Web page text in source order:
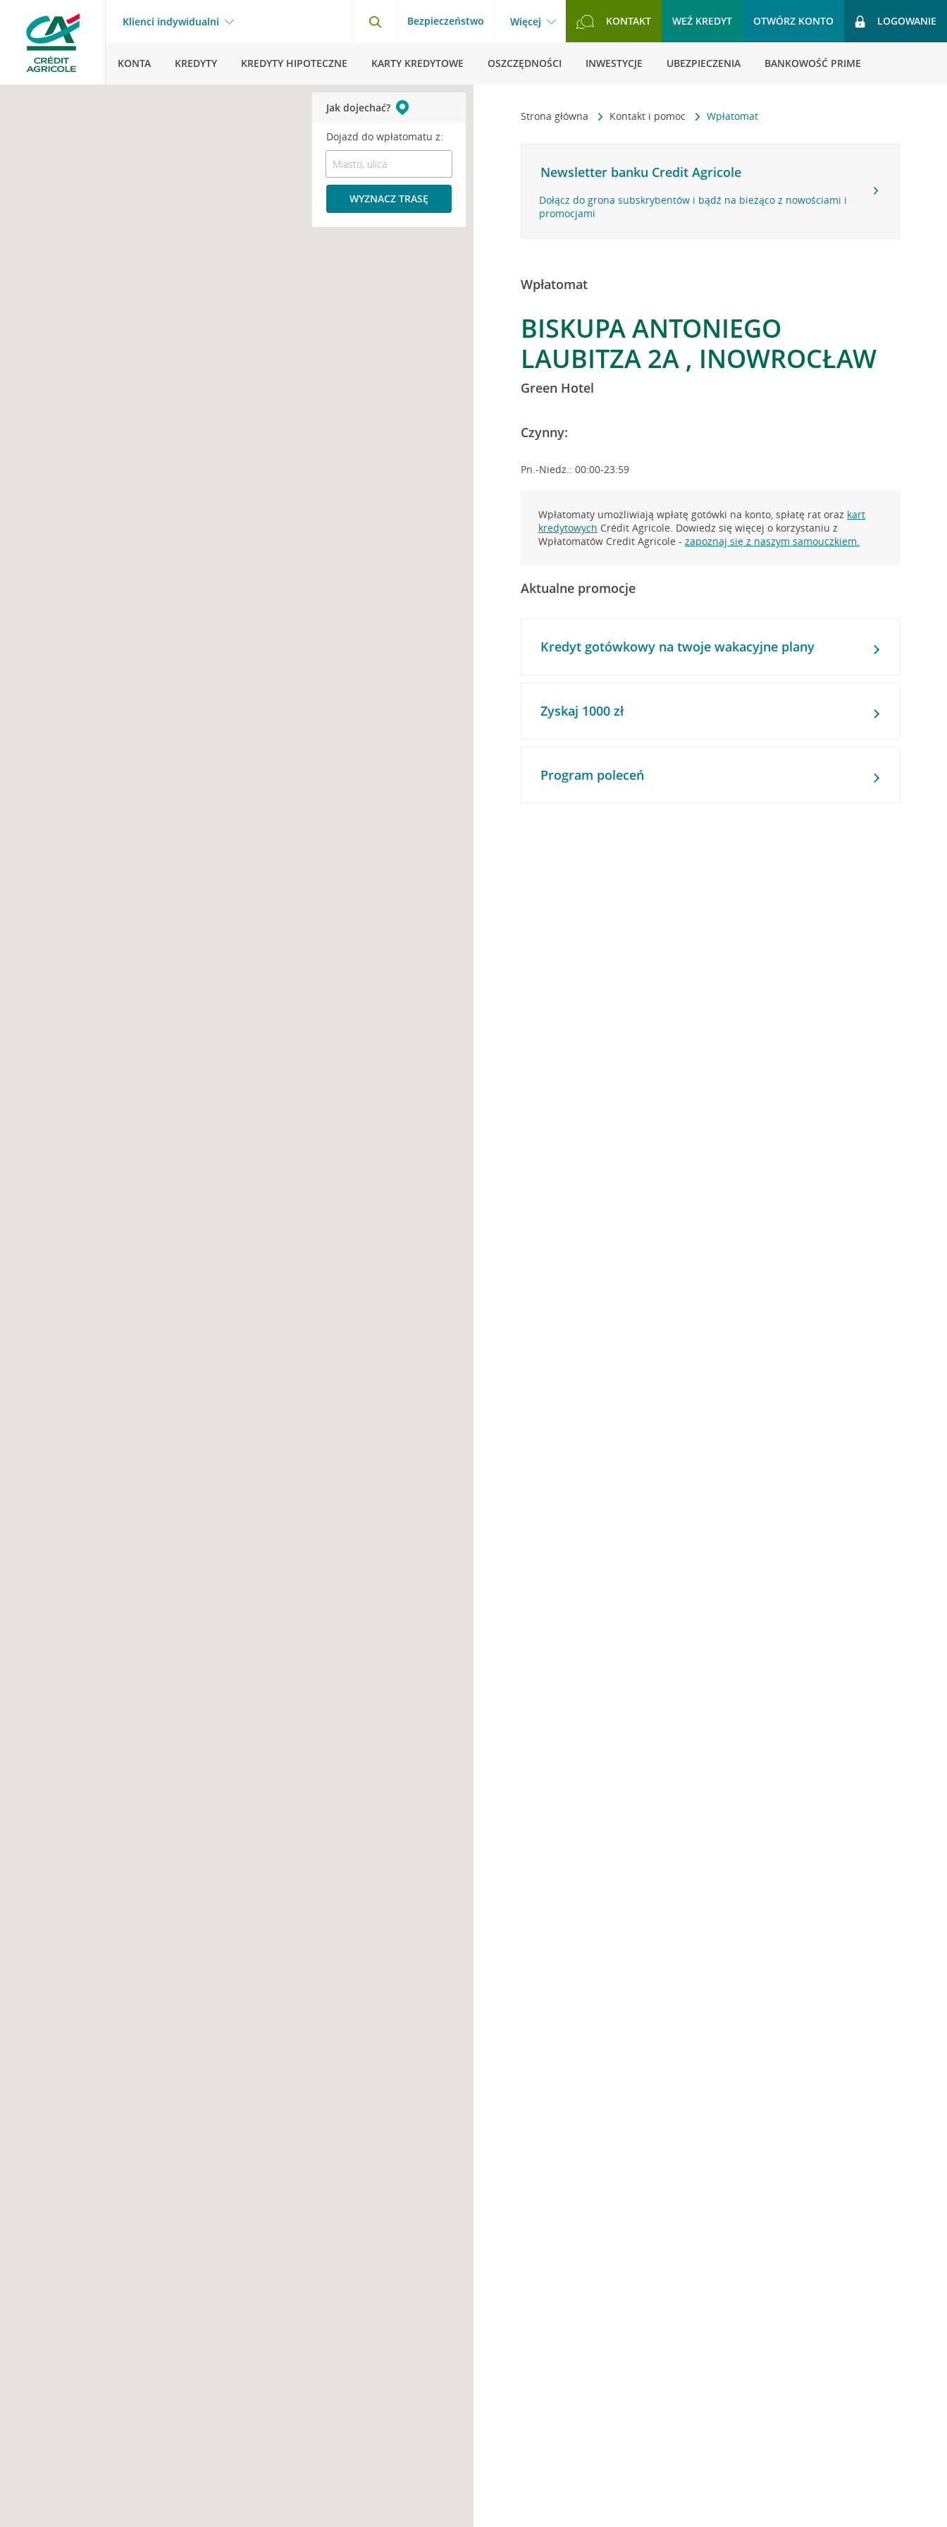
Klienci indywidualni Bezpieczeństwo Więcej KONTAKT WEŹ KREDYT OTWÓRZ KONTO LOGOWANIE
KONTA KREDYTY KREDYTY HIPOTECZNE KARTY KREDYTOWE OSZCZĘDNOŚCI INWESTYCJE UBEZPIECZENIA BANKOWOŚĆ PRIME
Strona główna Kontakt i pomoc Wpłatomat
Newsletter banku Credit Agricole
Dołącz do grona subskrybentów i bądź na bieżąco z nowościami i
promocjami
Wpłatomat
BISKUPA ANTONIEGO
LAUBITZA 2A , INOWROCŁAW
Green Hotel
Czynny:
Pn.-Niedz.: 00:00-23:59
Wpłatomaty umożliwiają wpłatę gotówki na konto, spłatę rat oraz kart
kredytowych Crédit Agricole. Dowiedz się więcej o korzystaniu z
Wpłatomatów Credit Agricole -zapoznaj się z naszym samouczkiem.
Aktualne promocje
Kredyt gotówkowy na twoje wakacyjne plany
Zyskaj 1000 zł
Program poleceń
Jak dojechać?
Dojazd do wpłatomatu z:
WYZNACZ TRASĘ